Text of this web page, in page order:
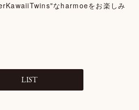
SPECIAL
なharmoeをお楽しみ
LIST